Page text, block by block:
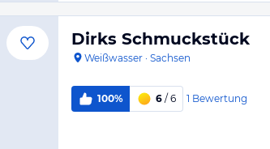
Dirks Schmuckstück
Weißwasser · Sachsen
100% 6 / 6 1 Bewertung